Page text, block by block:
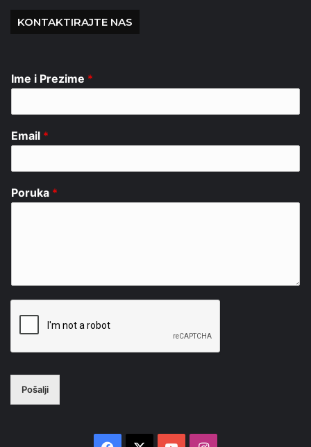
KONTAKTIRAJTE NAS
Ime i Prezime *
Email *
Poruka *
Pošalji